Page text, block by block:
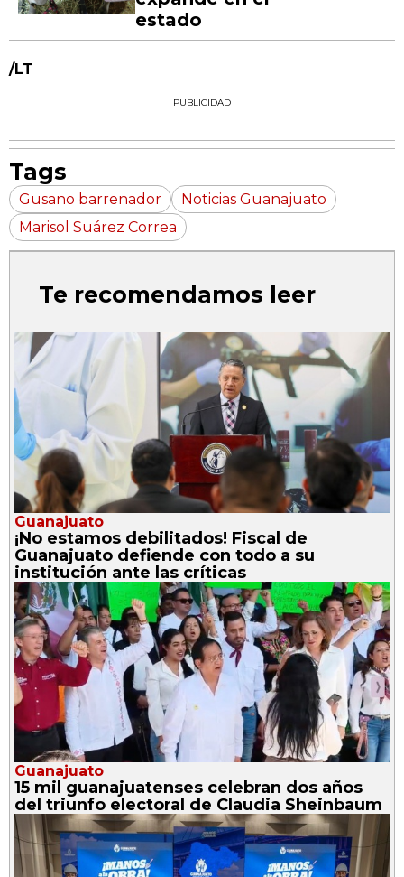
estado
/LT
PUBLICIDAD
Tags
Gusano barrenador
Noticias Guanajuato
Marisol Suárez Correa
Te recomendamos leer
Guanajuato
¡No estamos debilitados! Fiscal de
Guanajuato defiende con todo a su
institución ante las críticas
Guanajuato
15 mil guanajuatenses celebran dos años
del triunfo electoral de Claudia Sheinbaum